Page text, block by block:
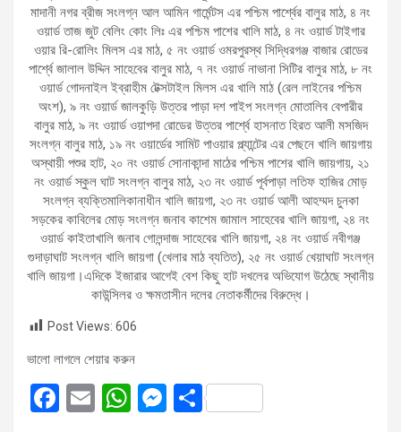
মাদানী নগর ব্রীজ সংলগ্ন আল আমিন গার্মেন্টস এর পশ্চিম পার্শ্বের বালুর মাঠ, ৪ নং
ওয়ার্ড তাজ জুট বেলিং কোং লিঃ এর পশ্চিম পাশের খালি মাঠ, ৪ নং ওয়ার্ড টাইগার
ওয়ার রি-রোলিং মিলস এর মাঠ, ৫ নং ওয়ার্ড ওমরপুরস্থ সিদ্ধিরগঞ্জ বাজার রোডের
পার্শ্বে জালাল উদ্দিন সাহেবের বালুর মাঠ, ৭ নং ওয়ার্ড নাভানা সিটির বালুর মাঠ, ৮ নং
ওয়ার্ড গোদনাইল ইব্রাহীম টেক্সটাইল মিলস এর খালি মাঠ (রেল লাইনের পশ্চিম
অংশ), ৯ নং ওয়ার্ড জালকুড়ি উত্তর পাড়া দশ পাইপ সংলগ্ন মোতালিব বেপারীর
বালুর মাঠ, ৯ নং ওয়ার্ড ওয়াপদা রোডের উত্তর পার্শ্বে হাসনাত হিরত আলী মসজিদ
সংলগ্ন বালুর মাঠ, ১৯ নং ওয়ার্ডের সামিট পাওয়ার প্ল্যান্টের এর পেছনে খালি জায়গায়
অস্থায়ী পশুর হাট, ২০ নং ওয়ার্ড সোনাকান্দা মাঠের পশ্চিম পাশের খালি জায়গায়, ২১
নং ওয়ার্ড স্কুল ঘাট সংলগ্ন বালুর মাঠ, ২৩ নং ওয়ার্ড পূর্বপাড়া লতিফ হাজির মোড়
সংলগ্ন ব্যক্তিমালিকানাধীন খালি জায়গা, ২৩ নং ওয়ার্ড আলী আহম্মদ চুনকা
সড়কের কাবিলের মোড় সংলগ্ন জনাব কাশেম জামাল সাহেবের খালি জায়গা, ২৪ নং
ওয়ার্ড কাইতাখালি জনাব গোলন্দাজ সাহেবের খালি জায়গা, ২৪ নং ওয়ার্ড নবীগঞ্জ
গুদাড়াঘাট সংলগ্ন খালি জায়গা (খেলার মাঠ ব্যতিত), ২৫ নং ওয়ার্ড খেয়াঘাট সংলগ্ন
খালি জায়গা।এদিকে ইজারার আগেই বেশ কিছু হাট দখলের অভিযোগ উঠেছে স্থানীয়
কাউন্সিলর ও ক্ষমতাসীন দলের নেতাকর্মীদের বিরুদ্ধে।
Post Views: 606
ভালো লাগলে শেয়ার করুন
F
E
W M S